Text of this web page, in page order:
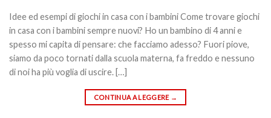
Idee ed esempi di giochi in casa con i bambini Come trovare giochi
in casa con i bambini sempre nuovi? Ho un bambino di 4 anni e
spesso mi capita di pensare: che facciamo adesso? Fuori piove,
siamo da poco tornati dalla scuola materna, fa freddo e nessuno
di noi ha più voglia di uscire. […]
CONTINUA A LEGGERE →